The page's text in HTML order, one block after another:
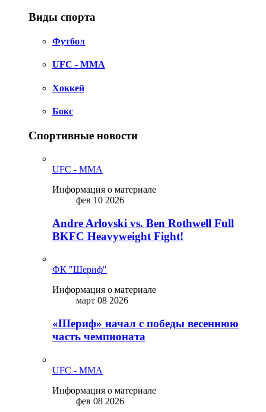
Виды спорта
Футбол
UFC - MMA
Хоккей
Бокс
Спортивные новости
UFC - MMA
Информация о материале
фев 10 2026
Andre Arlovski vs. Ben Rothwell Full
BKFC Heavyweight Fight!
ФК "Шериф"
Информация о материале
март 08 2026
«Шериф» начал с победы весеннюю
часть чемпионата
UFC - MMA
Информация о материале
фев 08 2026